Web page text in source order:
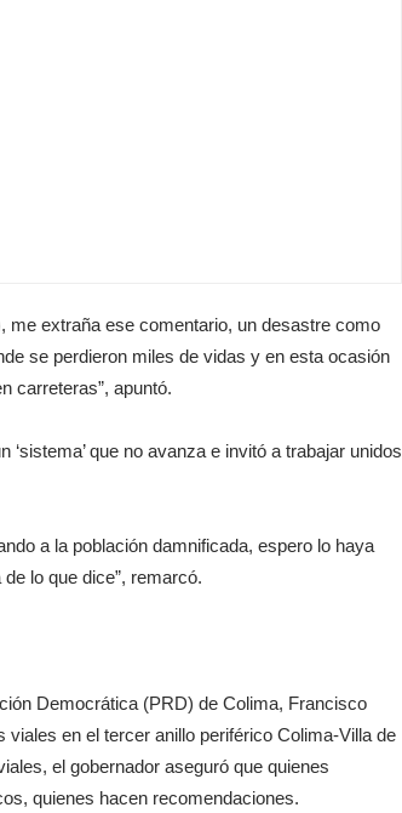
me extraña ese comentario, un desastre como
se perdieron miles de vidas y en esta ocasión
carreteras”, apuntó.
que no avanza e invitó a trabajar unidos
a la población damnificada, espero lo haya
lo que dice”, remarcó.
Democrática (PRD) de Colima, Francisco
en el tercer anillo periférico Colima-Villa de
el gobernador aseguró que quienes
quienes hacen recomendaciones.